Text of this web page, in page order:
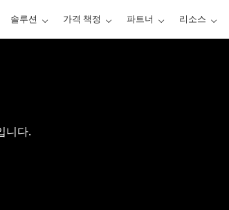
솔루션 가격 책정 파트너 리소스
니다.